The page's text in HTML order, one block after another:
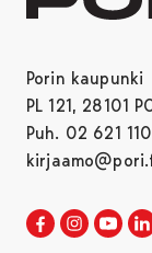
Porin kaupunki
PL 121, 28101
Puh. 02 621
Porin
Avautuu
Porin